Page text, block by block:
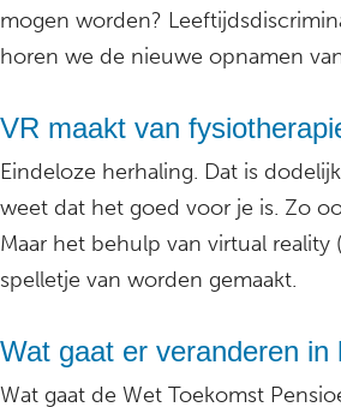
mogen worden?
horen we de nieuwe opnamen
VR maakt van
Eindeloze herhaling. Dat is
weet dat het goed voor je is. Zo
Maar het behulp van virtual reality
spelletje van worden gemaakt.
Wat gaat er veranderen in
Wat gaat de Wet Toekomst